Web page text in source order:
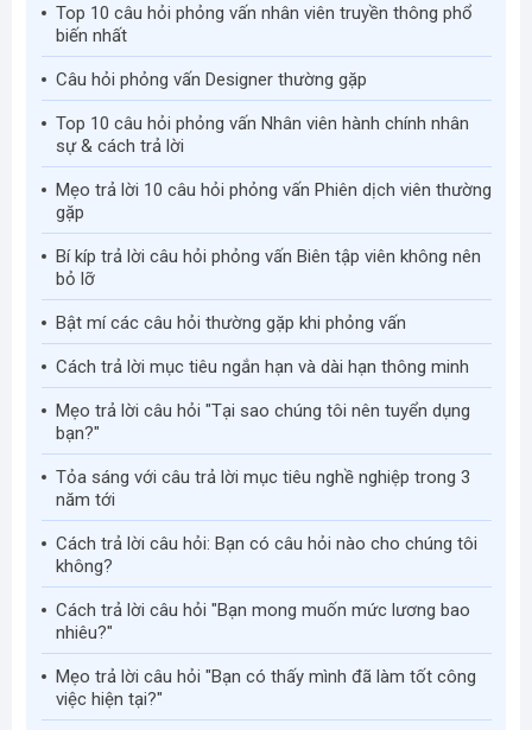
Top 10 câu hỏi phỏng vấn nhân viên truyền thông phổ
biến nhất
Câu hỏi phỏng vấn Designer thường gặp
Top 10 câu hỏi phỏng vấn Nhân viên hành chính nhân
sự & cách trả lời
Mẹo trả lời 10 câu hỏi phỏng vấn Phiên dịch viên thường
gặp
Bí kíp trả lời câu hỏi phỏng vấn Biên tập viên không nên
bỏ lỡ
Bật mí các câu hỏi thường gặp khi phỏng vấn
Cách trả lời mục tiêu ngắn hạn và dài hạn thông minh
Mẹo trả lời câu hỏi "Tại sao chúng tôi nên tuyển dụng
bạn?"
Tỏa sáng với câu trả lời mục tiêu nghề nghiệp trong 3
năm tới
Cách trả lời câu hỏi: Bạn có câu hỏi nào cho chúng tôi
không?
Cách trả lời câu hỏi "Bạn mong muốn mức lương bao
nhiêu?"
Mẹo trả lời câu hỏi "Bạn có thấy mình đã làm tốt công
việc hiện tại?"